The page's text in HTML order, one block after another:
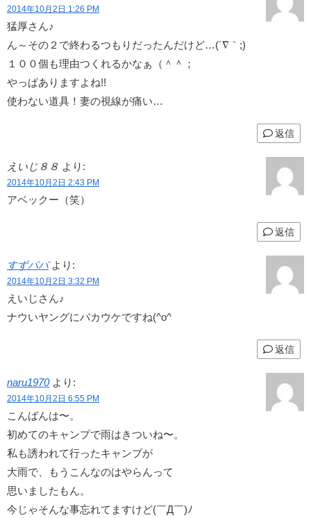
2014年10月2日 1:26 PM
猛厚さん♪
ん～その２で終わるつもりだったんだけど…(´∇｀;)
１００個も理由つくれるかなぁ（＾＾；
やっぱありますよね!!
使わない道具！妻の視線が痛い…
返信
えいじ８８ より:
2014年10月2日 2:43 PM
アベックー（笑）
返信
すずパパ より:
2014年10月2日 3:32 PM
えいじさん♪
ナウいヤングにバカウケですね(^o^ゞ
返信
naru1970 より:
2014年10月2日 6:55 PM
こんばんは〜。
初めてのキャンプで雨はきついね〜。
私も誘われて行ったキャンプが
大雨で、もうこんなのはやらんって
思いましたもん。
今じゃそんな事忘れてますけど(￣Д￣)ﾉ